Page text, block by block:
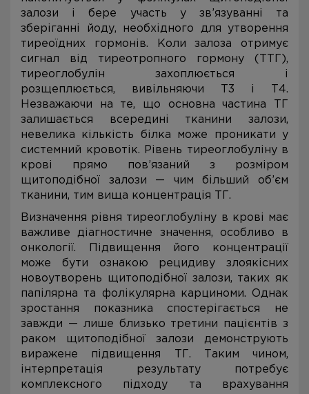
залози і бере участь у зв’язуванні та
зберіганні йоду, необхідного для утворення
тиреоїдних гормонів. Коли залоза отримує
сигнал від тиреотропного гормону (ТТГ),
тиреоглобулін захоплюється і
розщеплюється, вивільняючи Т3 і Т4.
Незважаючи на те, що основна частина ТГ
залишається всередині тканини залози,
невелика кількість білка може проникати у
системний кровотік. Рівень тиреоглобуліну в
крові прямо пов’язаний з розміром
щитоподібної залози — чим більший об’єм
тканини, тим вища концентрація ТГ.
Визначення рівня тиреоглобуліну в крові має
важливе діагностичне значення, особливо в
онкології. Підвищення його концентрації
може бути ознакою рецидиву злоякісних
новоутворень щитоподібної залози, таких як
папілярна та фолікулярна карциноми. Однак
зростання показника спостерігається не
завжди — лише близько третини пацієнтів з
раком щитоподібної залози демонструють
виражене підвищення ТГ. Таким чином,
інтерпретація результату потребує
комплексного підходу та врахування